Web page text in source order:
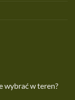
wybrać w teren?